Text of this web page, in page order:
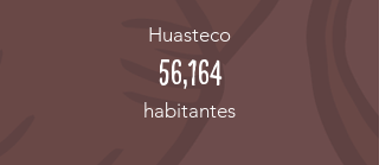
Huasteco
56,164
habitantes